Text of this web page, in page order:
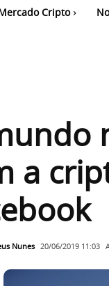
Cripto
a
Nunes 20/06/2019 11:03